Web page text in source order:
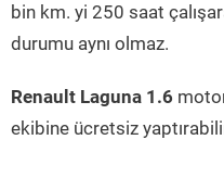
bin km. yi 250 saat
durumu aynı olmaz.
Renault Laguna 1.6
ekibine ücretsiz